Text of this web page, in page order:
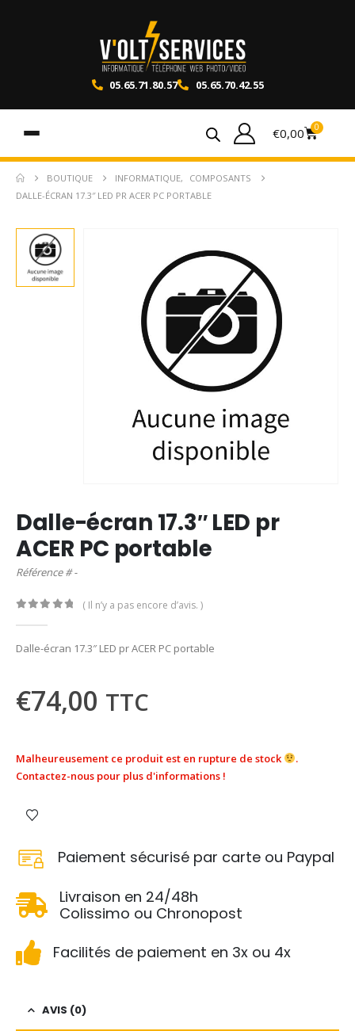
05.65.71.80.57 05.65.70.42.55
€0,00 0
BOUTIQUE INFORMATIQUE,
COMPOSANTS
DALLE-ÉCRAN 17.3″ LED PR ACER PC PORTABLE
Dalle-écran 17.3″ LED pr
ACER PC portable
Référence # -
( Il n’y a pas encore d’avis. )
Dalle-écran 17.3″ LED pr ACER PC portable
€74,00 TTC
Malheureusement ce produit est en rupture de stock
.
Contactez-nous pour plus d'informations !
Paiement sécurisé par carte ou Paypal
Livraison en 24/48h
Colissimo ou Chronopost
Facilités de paiement en 3x ou 4x
AVIS (0)